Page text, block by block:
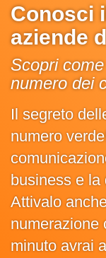
Conosci
aziende
Scopri
numero dei
Il segreto
numero
business e la
Attivalo
numerazione
minuto avrai